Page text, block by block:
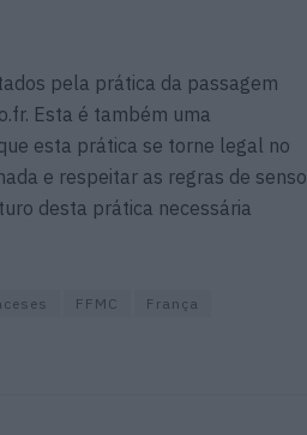
pela prática da passagem
. Esta é também uma
esta prática se torne legal no
e respeitar as regras de senso
desta prática necessária
FFMC
França